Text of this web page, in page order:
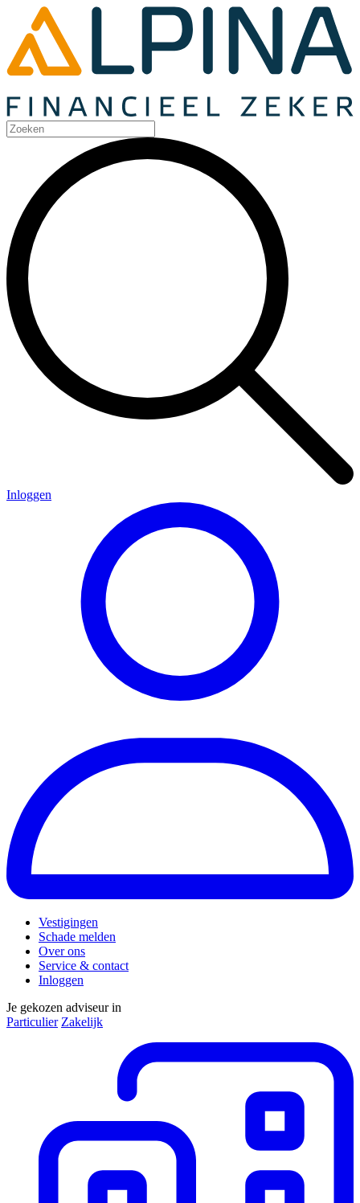
Inloggen
Vestigingen
Schade melden
Over ons
Service & contact
Inloggen
Je gekozen adviseur in
Particulier Zakelijk